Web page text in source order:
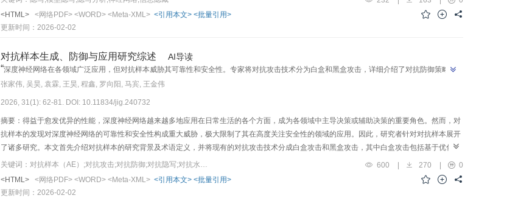
方法在实际应用中的优缺点。同时也对模型隐写分析的成果进行了分析和讨论，总结白盒和黑盒模型隐写分析技术，揭示当前模型隐写攻防态
势。最后对模型隐写技术发展趋势进行了展望，指出大模型隐写、高隐蔽—大容量协同优化、端到端安全传输等未来方向。本文提供了一个关于
<HTML>
<网络PDF> <WORD> <Meta-XML> <引用本文> <批量引用>
更新时间：2026-02-02
对抗样本生成、防御与应用研究综述 AI导读
“深度神经网络在各领域广泛应用，但对抗样本威胁其可靠性和安全性。专家将对抗攻击技术分为白盒和黑盒攻击，详细介绍了对抗防御策略，
为提升深度神经网络安全性提供解决方案。
张家伟, 吴昊, 袁霖, 王昊, 程鑫, 罗向阳, 马宾, 王金伟
2026, 31(1): 62-81. DOI: 10.11834/jig.240732
摘要：得益于愈发优异的性能，深度神经网络越来越多地应用在日常生活的各个方面，成为各领域中主导决策或辅助决策的重要角色。然而，对
抗样本的发现对深度神经网络的可靠性和安全性构成重大威胁，极大限制了其在高度关注安全性的领域的应用。因此，研究者针对对抗样本展开
了诸多研究。本文首先介绍对抗样本的研究背景及术语定义，并将现有的对抗攻击技术分成白盒攻击和黑盒攻击，其中白盒攻击包括基于优化、
梯度和生成3种攻击，黑盒攻击包括基于迁移、查询两种攻击；其次，详细介绍现有的3种对抗防御策略，分别为对抗训练、对抗检测和对抗去
噪；接着，列举对抗样本应用的两种典型技术，包括对抗隐写和对抗水印；最后，指出现有对抗样本在攻击、防御研究中存在的不足之处和值得
进一步探索的领域。
关键词：对抗样本（AE）;对抗攻击;对抗防御;对抗隐写;对抗水印 600 | 270 |
0
<HTML>
<网络PDF> <WORD> <Meta-XML> <引用本文> <批量引用>
更新时间：2026-02-02